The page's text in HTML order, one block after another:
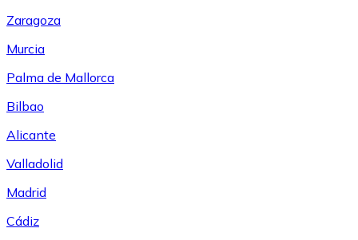
Zaragoza
Murcia
Palma de Mallorca
Bilbao
Alicante
Valladolid
Madrid
Cádiz